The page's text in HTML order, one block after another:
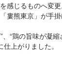
感じるものへ変更
婁熊東京」が手
“鶏の旨味が凝
上がりました。